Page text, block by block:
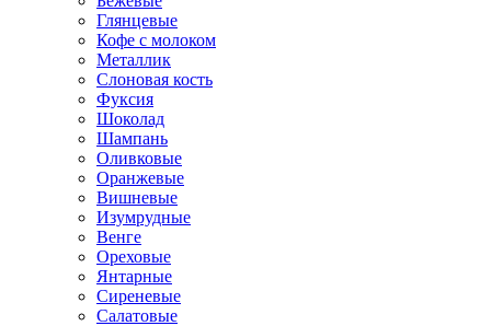
Глянцевые
Кофе с молоком
Металлик
Слоновая кость
Фуксия
Шоколад
Шампань
Оливковые
Оранжевые
Вишневые
Изумрудные
Венге
Ореховые
Янтарные
Сиреневые
Салатовые